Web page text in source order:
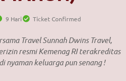
9 Hari Ticket Confirmed
Travel Sunnah Dwins Travel,
resmi Kemenag RI terakreditas
nyaman keluarga pun senang !